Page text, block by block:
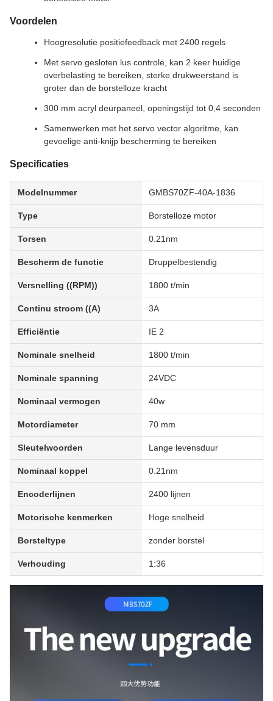
Voordelen
Hoogresolutie positiefeedback met 2400 regels
Met servo gesloten lus controle, kan 2 keer huidige
overbelasting te bereiken, sterke drukweerstand is
groter dan de borstelloze kracht
300 mm acryl deurpaneel, openingstijd tot 0,4 seconden
Samenwerken met het servo vector algoritme, kan
gevoelige anti-knijp bescherming te bereiken
Specificaties
Modelnummer GMBS70ZF-40A-1836
Type Borstelloze motor
Torsen 0.21nm
Bescherm de functie Druppelbestendig
Versnelling ((RPM)) 1800 t/min
Continu stroom ((A) 3A
Efficiëntie IE 2
Nominale snelheid 1800 t/min
Nominale spanning 24VDC
Nominaal vermogen 40w
Motordiameter 70 mm
Sleutelwoorden Lange levensduur
Nominaal koppel 0.21nm
Encoderlijnen 2400 lijnen
Motorische kenmerken Hoge snelheid
Borsteltype zonder borstel
Verhouding 1:36